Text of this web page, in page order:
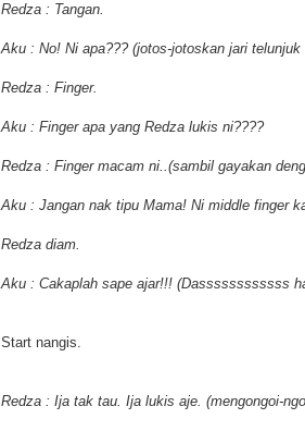
Redza : Tangan.
Aku : No! Ni apa??? (jotos-jotoskan jari
Redza : Finger.
Aku : Finger apa yang Redza lukis ni????
Redza : Finger macam ni..(sambil gayakan
Aku : Jangan nak tipu Mama! Ni middle finger
Redza diam.
Aku : Cakaplah sape ajar!!! (Dassssssssssss
Start nangis.
Redza : Ija tak tau. Ija lukis aje. (mengongoi-